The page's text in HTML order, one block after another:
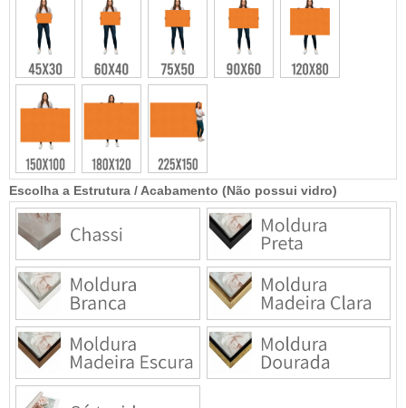
Escolha a Estrutura / Acabamento (Não possui vidro)